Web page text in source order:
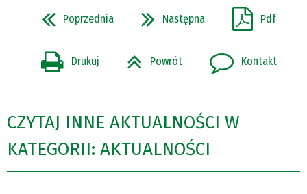
Poprzednia Następna Pdf
Drukuj Powrót Kontakt
CZYTAJ INNE AKTUALNOŚCI W
KATEGORII: AKTUALNOŚCI